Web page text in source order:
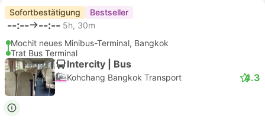
Sofortbestätigung Bestseller
--:-- --:-- 5h, 30m
Mochit neues Minibus-Terminal, Bangkok
Trat Bus Terminal
Intercity | Bus
Kohchang Bangkok Transport 4.3